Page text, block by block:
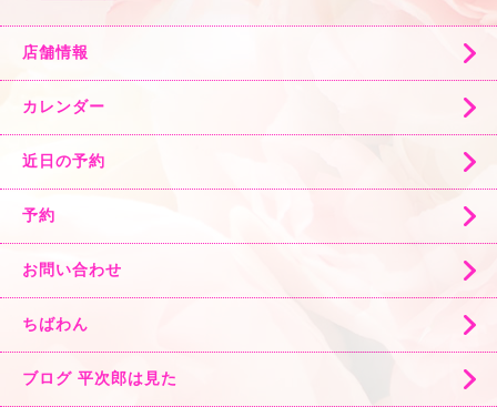
店舗情報
カレンダー
近日の予約
予約
お問い合わせ
ちばわん
ブログ 平次郎は見た